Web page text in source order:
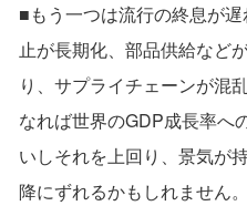
■もう一つは流行の終息が
止が長期化、部品供給など
り、サプライチェーンが混
なれば世界のGDP成長率
いしそれを上回り、景気が
降にずれるかもしれません。